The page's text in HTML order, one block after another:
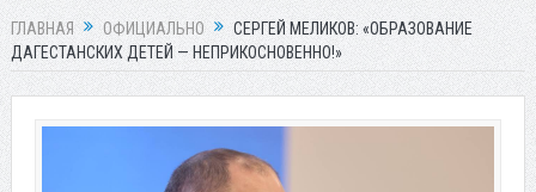
ГЛАВНАЯ ОФИЦИАЛЬНО
СЕРГЕЙ МЕЛИКОВ: «ОБРАЗОВАНИЕ
ДАГЕСТАНСКИХ ДЕТЕЙ — НЕПРИКОСНОВЕННО!»